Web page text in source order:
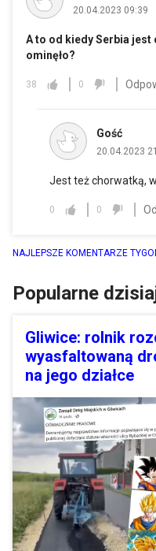
20.04.2023 09:39
A to od kiedy Serbia jest
ominęło?
38 0
Gość
20.04.2023
Jest też chorwatką,
0 0
NAJLEPSZE KOMENTARZE
Popularne
Gliwice: rolnik
wyasfaltowaną
na jego działce